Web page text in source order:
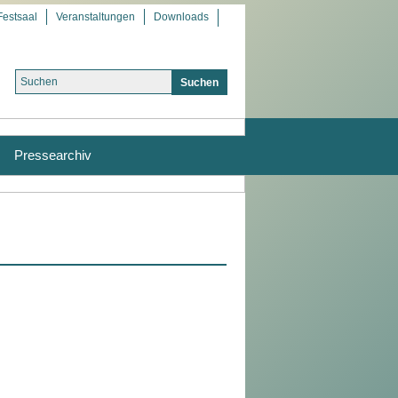
Veranstaltungen Downloads
Pressearchiv